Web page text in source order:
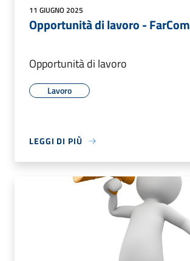
11 GIUGNO 2025
Opportunità di lavoro - FarCom
Opportunità di lavoro
Lavoro
LEGGI DI PIÙ